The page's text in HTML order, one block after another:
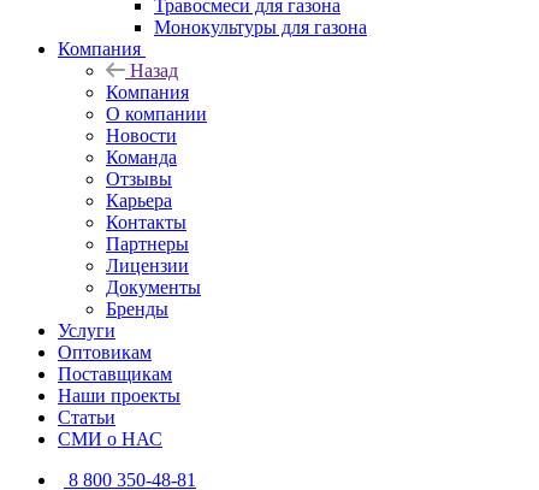
Травосмеси для газона
Монокультуры для газона
Компания
Назад
Компания
О компании
Новости
Команда
Отзывы
Карьера
Контакты
Партнеры
Лицензии
Документы
Бренды
Услуги
Оптовикам
Поставщикам
Наши проекты
Статьи
СМИ о НАС
8 800 350-48-81